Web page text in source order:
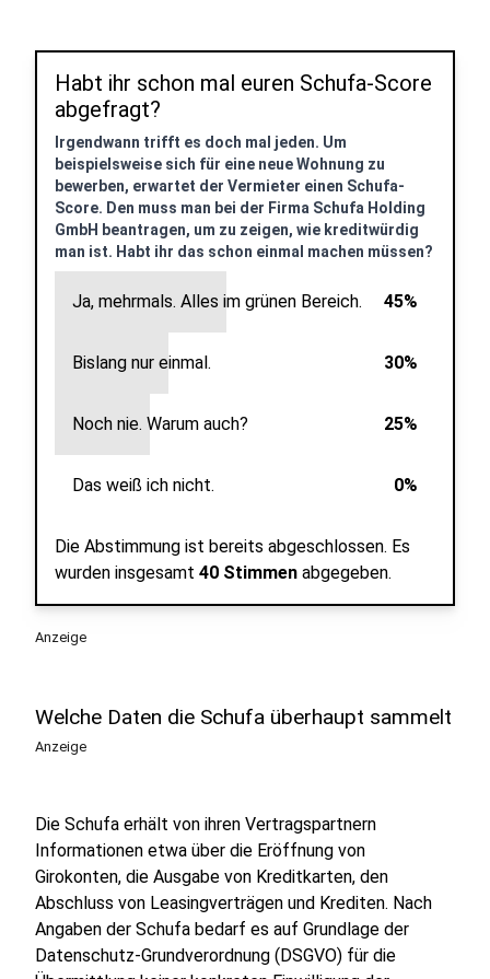
Habt ihr schon mal euren Schufa-Score
abgefragt?
Irgendwann trifft es doch mal jeden. Um
beispielsweise sich für eine neue Wohnung zu
bewerben, erwartet der Vermieter einen Schufa-
Score. Den muss man bei der Firma Schufa Holding
GmbH beantragen, um zu zeigen, wie kreditwürdig
man ist. Habt ihr das schon einmal machen müssen?
Ja, mehrmals. Alles im grünen Bereich. 45%
Bislang nur einmal. 30%
Noch nie. Warum auch? 25%
Das weiß ich nicht. 0%
Die Abstimmung ist bereits abgeschlossen. Es
wurden insgesamt 40 Stimmen abgegeben.
Anzeige
Welche Daten die Schufa überhaupt sammelt
Anzeige
Die Schufa erhält von ihren Vertragspartnern
Informationen etwa über die Eröffnung von
Girokonten, die Ausgabe von Kreditkarten, den
Abschluss von Leasingverträgen und Krediten. Nach
Angaben der Schufa bedarf es auf Grundlage der
Datenschutz-Grundverordnung (DSGVO) für die